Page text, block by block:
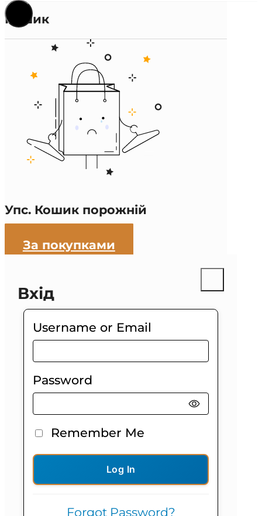
Кошик
Упс. Кошик порожній
За покупками
Вхід
Username or Email
Password
Remember Me
Log In
Forgot Password?